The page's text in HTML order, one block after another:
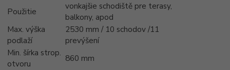
Použitie
vonkajšie schodiště pre terasy,
balkony, apod
Max. výška
podlaží
2530 mm / 10 schodov /11
prevýšení
Min. šírka strop.
otvoru
860 mm